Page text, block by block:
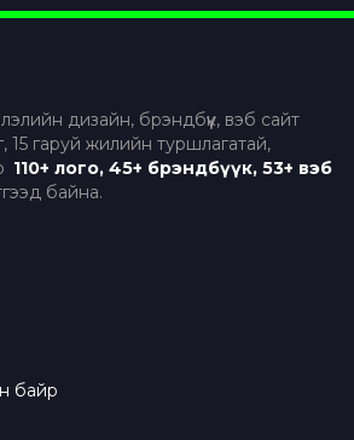
дизайн, брэндбүүк, вэб сайт
15 гаруй жилийн туршлагатай,
110+ лого, 45+ брэндбүүк, 53+ вэб
байна.
байр